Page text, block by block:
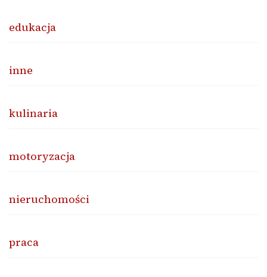
edukacja
inne
kulinaria
motoryzacja
nieruchomości
praca